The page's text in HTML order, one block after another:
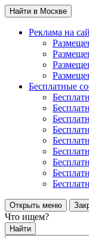
Найти в Москве
Реклама на
Бесплатные
Открыть меню
Что ищем?
Найти